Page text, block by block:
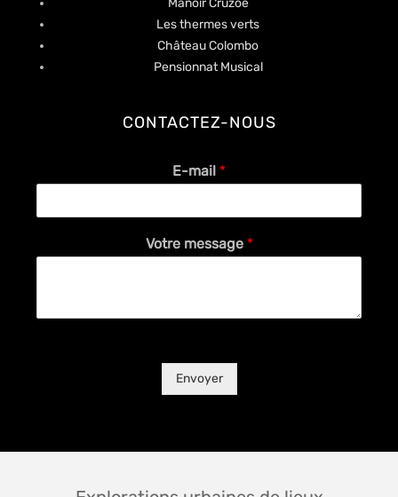
Manoir Cruzoé
Les thermes verts
Château Colombo
Pensionnat Musical
CONTACTEZ-NOUS
E-mail *
Votre message *
Envoyer